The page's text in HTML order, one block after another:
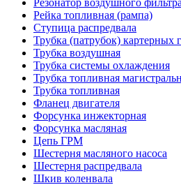
Рейка топливная (рампа)
Ступица распредвала
Трубка (патрубок) картерных
Трубка воздушная
Трубка системы охлаждения
Трубка топливная
Трубка топливная
Фланец двигателя
Форсунка инжекторная
Форсунка масляная
Цепь ГРМ
Шестерня масляного насоса
Шестерня распредвала
Шкив коленвала